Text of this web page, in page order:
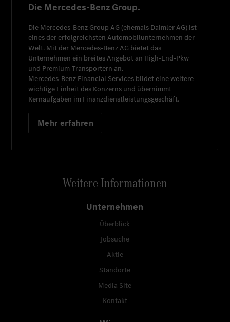
Die Mercedes-Benz Group.
Die Mercedes-Benz Group AG (ehemals Daimler AG) ist
eines der erfolgreichsten Automobilunternehmen der
Welt. Mit der Mercedes-Benz AG bietet das
Unternehmen ein breites Angebot an High-End-Pkw
und Premium-Transportern an.
Mercedes-Benz Financial Services bildet eine weitere
wichtige Einheit des Konzerns und übernimmt
Kernaufgaben im Finanzdienstleistungsgeschäft.
Mehr erfahren
Weitere Informationen
Unternehmen
Überblick
Jobsuche
Aktie
Standorte
Media Site
Kontakt